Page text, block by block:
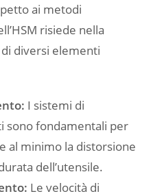
ai metodi
risiede nella
diversi elementi
I sistemi di
sono fondamentali per
al minimo la distorsione
dell’utensile.
Le velocità di